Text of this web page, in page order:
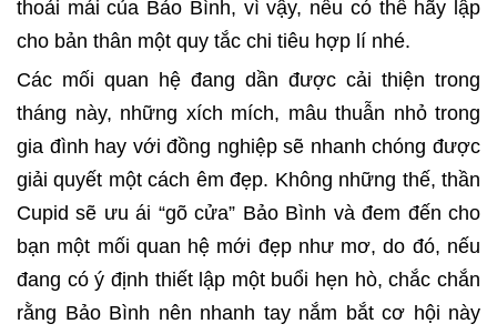
thoải mái của Bảo Bình, vì vậy, nếu có thể hãy lập
cho bản thân một quy tắc chi tiêu hợp lí nhé.
Các mối quan hệ đang dần được cải thiện trong
tháng này, những xích mích, mâu thuẫn nhỏ trong
gia đình hay với đồng nghiệp sẽ nhanh chóng được
giải quyết một cách êm đẹp. Không những thế, thần
Cupid sẽ ưu ái “gõ cửa” Bảo Bình và đem đến cho
bạn một mối quan hệ mới đẹp như mơ, do đó, nếu
đang có ý định thiết lập một buổi hẹn hò, chắc chắn
rằng Bảo Bình nên nhanh tay nắm bắt cơ hội này